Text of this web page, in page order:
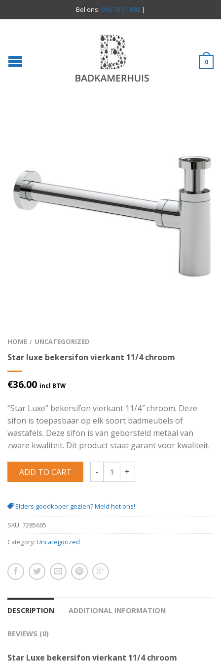
Bel ons: 010 78 51 888 |
0
HOME / UNCATEGORIZED
Star luxe bekersifon vierkant 11/4 chroom
€36.00 incl BTW
“Star Luxe” bekersifon vierkant 11/4″ chroom. Deze
sifon is toepasbaar op elk soort badmeubels of
wastafels. Deze sifon is van geborsteld metaal van
zware kwaliteit. Dit product staat garant voor kwaliteit.
ADD TO CART
Elders goedkoper gezien? Meld het ons!
SKU: 7285605
Category: Uncategorized
DESCRIPTION ADDITIONAL INFORMATION
REVIEWS (0)
Star Luxe bekersifon vierkant 11/4 chroom